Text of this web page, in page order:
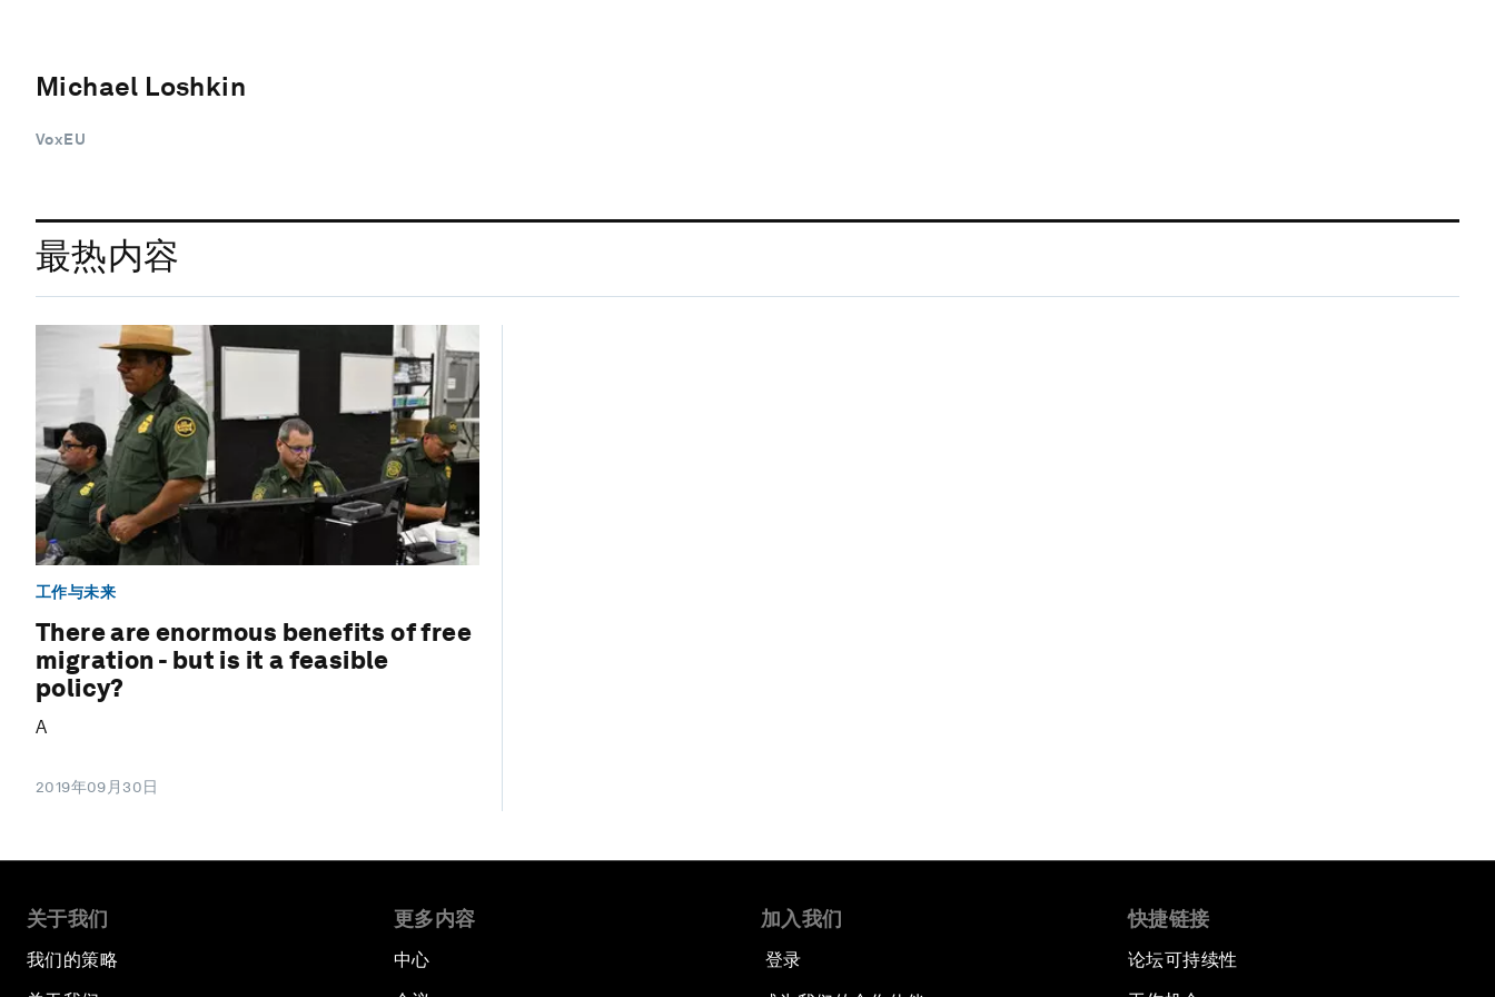
Michael Loshkin
VoxEU
最热内容
工作与未来
There are enormous benefits of free
migration - but is it a feasible
policy?
A
2019年09月30日
关于我们
我们的策略
更多内容
中心
加入我们
登录
快捷链接
论坛可持续性